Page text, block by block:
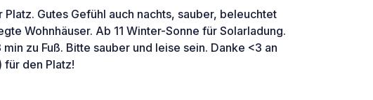
Platz. Gutes Gefühl auch nachts, sauber, beleuchtet
Wohnhäuser. Ab 11 Winter-Sonne für Solarladung.
zu Fuß. Bitte sauber und leise sein. Danke <3 an
für den Platz!